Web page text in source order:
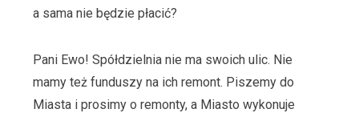
a sama nie będzie płacić?
Pani Ewo! Spółdzielnia nie ma swoich ulic. Nie
mamy też funduszy na ich remont. Piszemy do
Miasta i prosimy o remonty, a Miasto wykonuje